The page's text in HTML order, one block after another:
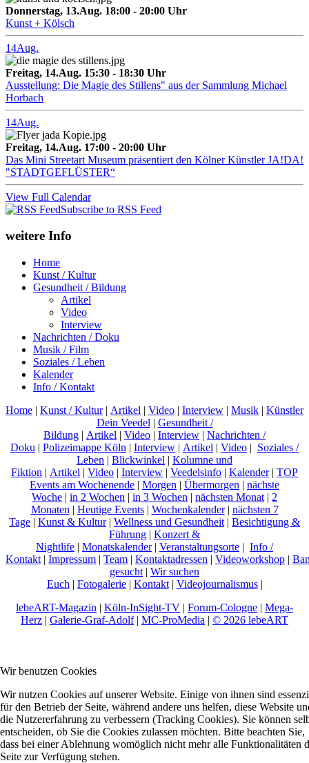
Donnerstag, 13.Aug. 18:00 - 20:00 Uhr
Kunst + Kölsch
14Aug.
Freitag, 14.Aug. 15:30 - 18:30 Uhr
Ausstellung: Die Magie des Stillens" aus der Sammlung Michael
Horbach
14Aug.
Freitag, 14.Aug. 17:00 - 20:00 Uhr
Das Mini Streetart Museum präsentiert den Kölner Künstler JA!DA!
"STADTGEFLÜSTER“
View Full Calendar
Subscribe to RSS Feed
weitere Info
Home
Kunst / Kultur
Gesundheit / Bildung
Artikel
Video
Interview
Nachrichten / Doku
Musik / Film
Soziales / Leben
Kalender
Info / Kontakt
Home | Kunst / Kultur| Artikel | Video | Interview | Musik | Künstler
Dein Veedel | Gesundheit /
Bildung | Artikel | Video | Interview | Nachrichten /
Doku | Polizeimappe Köln | Interview | Artikel | Video | Soziales /
Leben | Blickwinkel | Kolumne und
Fiktion | Artikel | Video | Interview | Veedelsinfo | Kalender| TOP
Events am Wochenende | Morgen | Übermorgen | nächste
Woche | in 2 Wochen | in 3 Wochen | nächsten Monat | 2
Monaten | Heutige Events| Wochenkalender| nächsten 7
Tage | Kunst & Kultur| Wellness und Gesundheit | Besichtigung &
Führung | Konzert &
Nightlife | Monatskalender| Veranstaltungsorte | Info /
Kontakt | Impressum | Team | Kontaktadressen | Videoworkshop |
gesucht | Wir suchen
Euch | Fotogalerie| Kontakt| Videojournalismus|
lebeART-Magazin | Köln-InSight-TV | Forum-Cologne | Mega-
Herz | Galerie-Graf-Adolf| MC-ProMedia | © 2026 lebeART
Wir benutzen Cookies
Wir nutzen Cookies auf unserer Website. Einige von ihnen sind
für den Betrieb der Seite, während andere uns helfen, diese Website
die Nutzererfahrung zu verbessern (Tracking Cookies). Sie können
entscheiden, ob Sie die Cookies zulassen möchten. Bitte beachten Sie,
dass bei einer Ablehnung womöglich nicht mehr alle Funktionalitäten
Seite zur Verfügung stehen.